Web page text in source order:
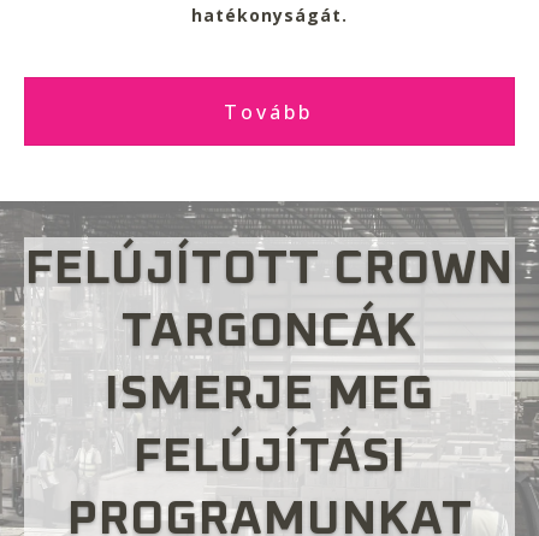
hatékonyságát.
Tovább
FELÚJÍTOTT CROWN
TARGONCÁK
ISMERJE MEG
FELÚJÍTÁSI
PROGRAMUNKAT